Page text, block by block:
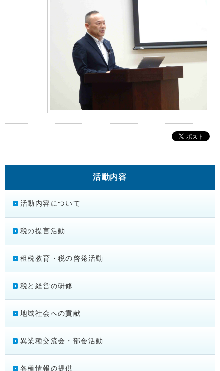
活動内容
活動内容について
税の提言活動
租税教育・税の啓発活動
税と経営の研修
地域社会への貢献
異業種交流会・部会活動
各種情報の提供